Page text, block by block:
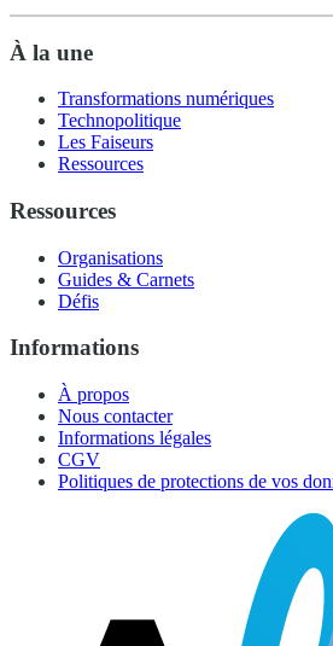
À la une
Transformations numériques
Technopolitique
Les Faiseurs
Ressources
Ressources
Organisations
Guides & Carnets
Défis
Informations
À propos
Nous contacter
Informations légales
CGV
Politiques de protections de vos